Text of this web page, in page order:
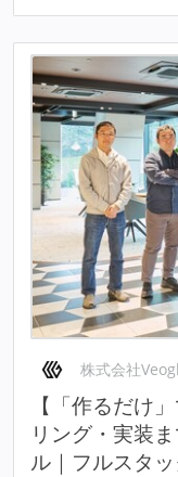
株式会社
【「作るだけ
リング・実装
ル｜フルスタ